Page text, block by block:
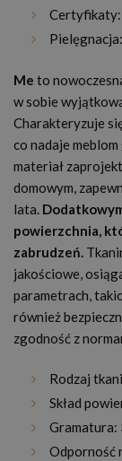
Certyfikaty:
Me to
w sobie
Charakteryzuje
co nadaje
materiał
domowym,
lata.
powierzchnia,
zabrudzeń.
jakościowe,
parametrach,
również
zgodność z
Rodzaj
Skład
Gramatura:
Odporność